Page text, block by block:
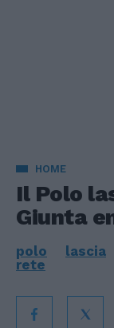
HOME
Il Polo
Giunta
polo lascia
rete